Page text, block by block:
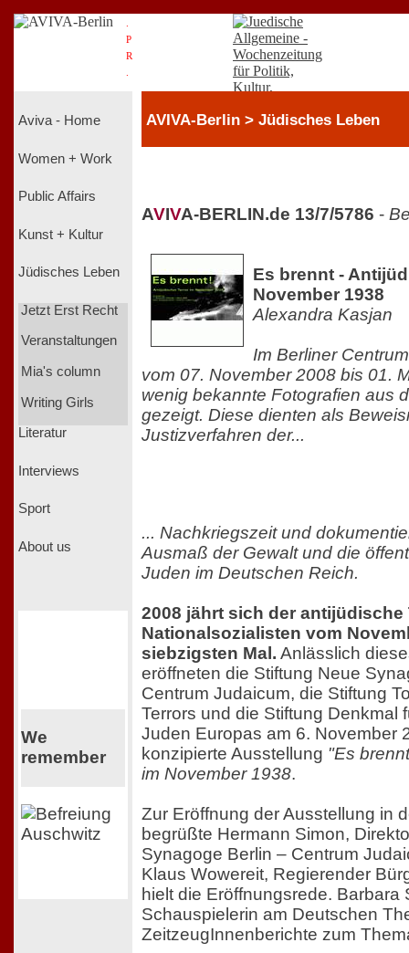
P
R
Aviva - Home
Women + Work
Public Affairs
Kunst + Kultur
Jüdisches Leben
Jetzt Erst Recht
Veranstaltungen
Mia's column
Writing Girls
Literatur
Interviews
Sport
About us
We
remember
AVIVA-Berlin > Jüdisches Leben
AVIVA-BERLIN.de 13/7/5786 -
Es brennt -
November 1938
Alexandra Kasjan
Im Berliner
vom 07. November 2008 bis 01.
wenig bekannte Fotografien aus
gezeigt. Diese dienten als
Justizverfahren der...
... Nachkriegszeit und
Ausmaß der Gewalt und die
Juden im Deutschen Reich.
2008 jährt sich der antijüdische
Nationalsozialisten vom
siebzigsten Mal. Anlässlich
eröffneten die Stiftung Neue
Centrum Judaicum, die Stiftung
Terrors und die Stiftung Denkmal
Juden Europas am 6. November
konzipierte Ausstellung "Es
im November 1938.
Zur Eröffnung der Ausstellung in
begrüßte Hermann Simon,
Synagoge Berlin – Centrum
Klaus Wowereit, Regierender
hielt die Eröffnungsrede. Barbara
Schauspielerin am Deutschen
ZeitzeugInnenberichte zum